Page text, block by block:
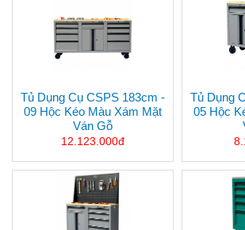
Tủ Dụng Cụ CSPS 183cm -
09 Hộc Kéo Màu Xám Mặt
Ván Gỗ
12.123.000đ
Tủ Dụng
05 Hộc